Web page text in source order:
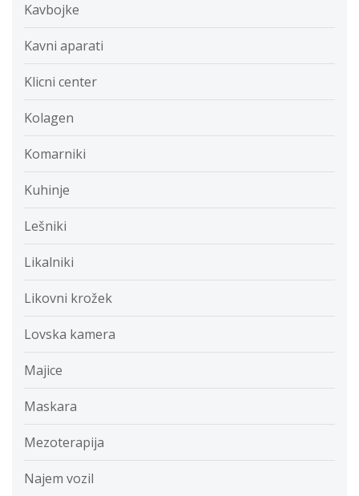
Kavbojke
Kavni aparati
Klicni center
Kolagen
Komarniki
Kuhinje
Lešniki
Likalniki
Likovni krožek
Lovska kamera
Majice
Maskara
Mezoterapija
Najem vozil